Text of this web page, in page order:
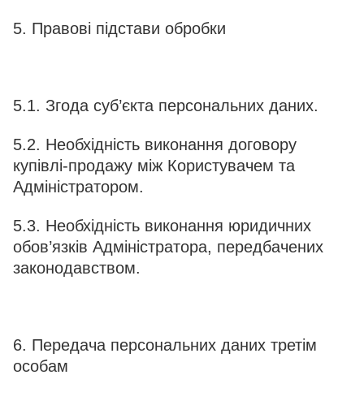
5. Правові підстави обробки
5.1. Згода суб’єкта персональних даних.
5.2. Необхідність виконання договору
купівлі-продажу між Користувачем та
Адміністратором.
5.3. Необхідність виконання юридичних
обов’язків Адміністратора, передбачених
законодавством.
6. Передача персональних даних третім
особам